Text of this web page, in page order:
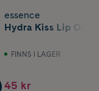
essence
Hydra Kiss Lip Oil 10
FINNS I LAGER
45 kr